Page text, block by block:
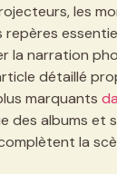
les
la narration
détaillé
marquants
des albums et
la